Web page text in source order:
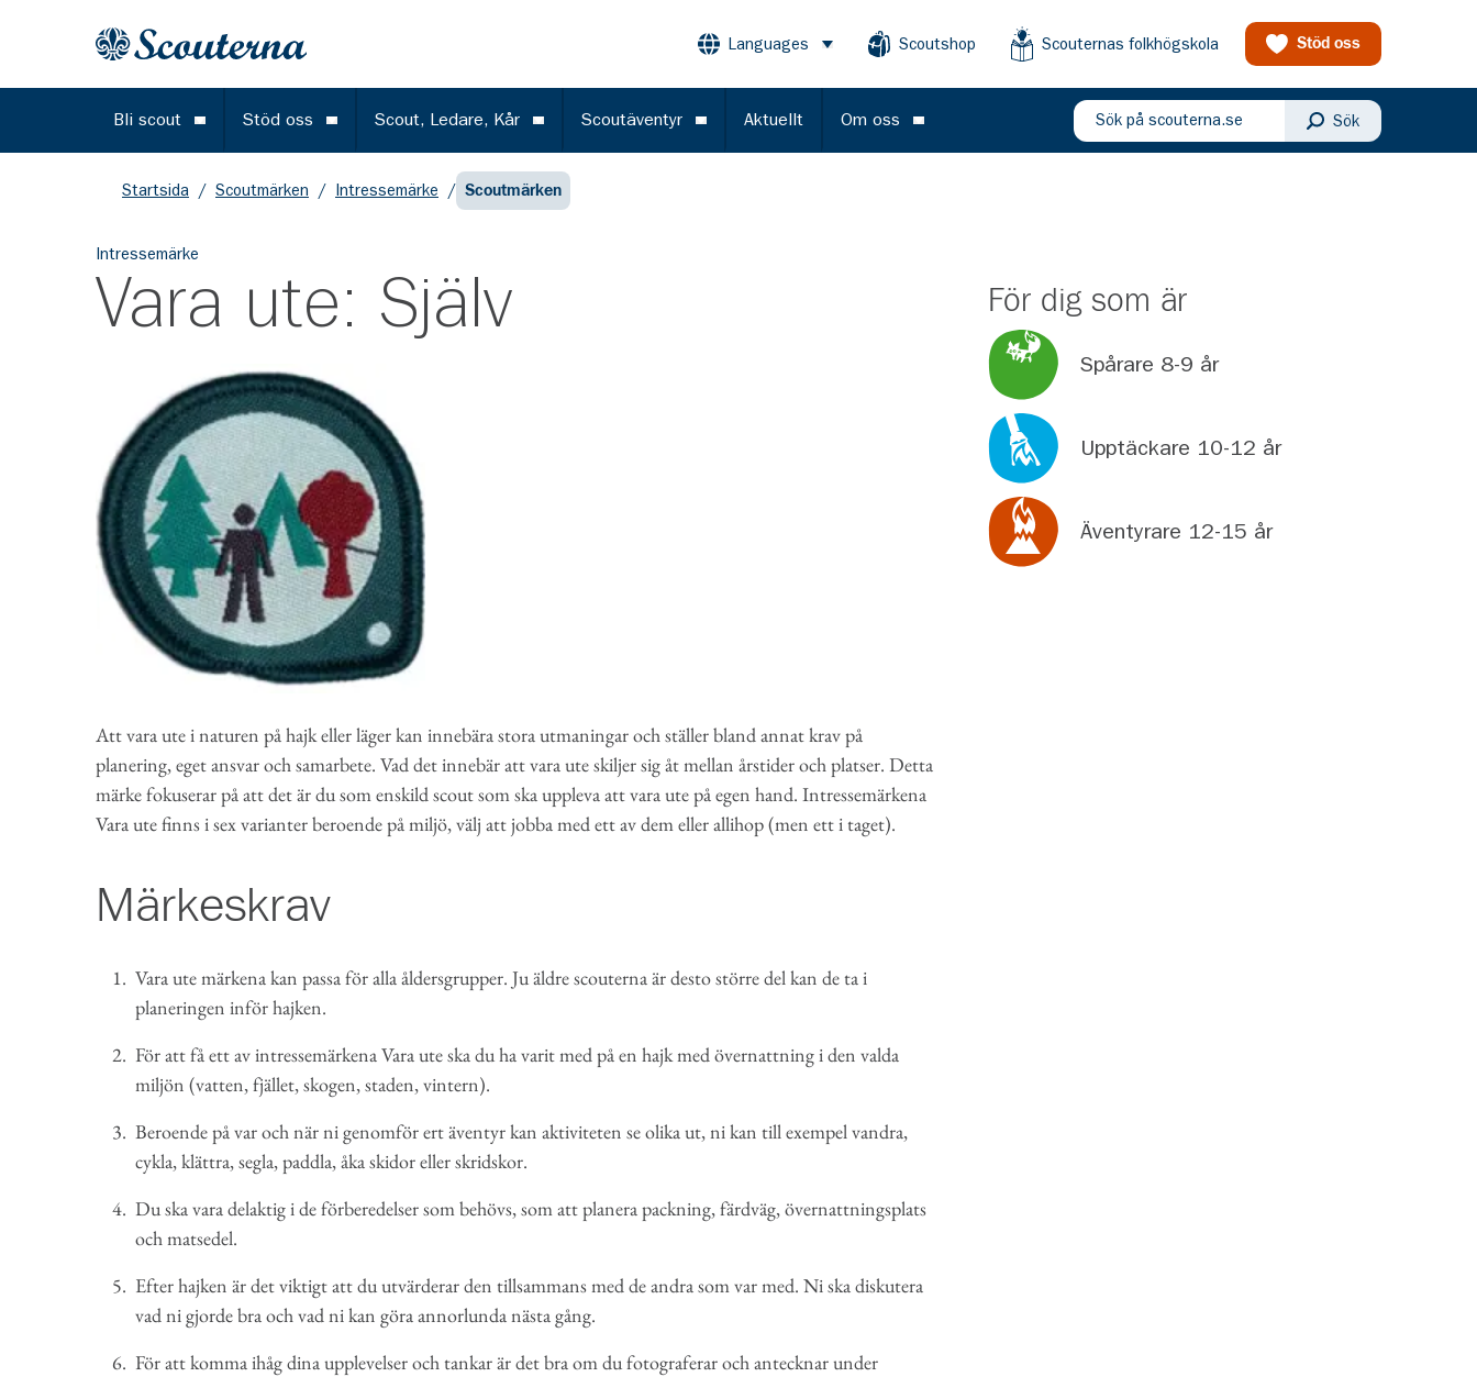
Gå till huvudinnehållet
Languages Öppna menyScoutshop Scouternas folkhögskola Stöd oss
Bli scout Öppna meny
Stöd oss Öppna meny
Scout, Ledare, Kår Öppna meny
Scoutäventyr Öppna meny
Aktuellt Om oss Öppna meny
Sök på scouterna.se Sök
Startsida / Scoutmärken / Intressemärke / Scoutmärken
Intressemärke
Vara ute: Själv
Att vara ute i naturen på hajk eller läger kan innebära stora utmaningar och ställer bland annat krav på
planering, eget ansvar och samarbete. Vad det innebär att vara ute skiljer sig åt mellan årstider och platser. Detta
märke fokuserar på att det är du som enskild scout som ska uppleva att vara ute på egen hand. Intressemärkena
Vara ute finns i sex varianter beroende på miljö, välj att jobba med ett av dem eller allihop (men ett i taget).
Märkeskrav
Vara ute märkena kan passa för alla åldersgrupper. Ju äldre scouterna är desto större del kan de ta i
planeringen inför hajken.
För att få ett av intressemärkena Vara ute ska du ha varit med på en hajk med övernattning i den valda
miljön (vatten, fjället, skogen, staden, vintern).
Beroende på var och när ni genomför ert äventyr kan aktiviteten se olika ut, ni kan till exempel vandra,
cykla, klättra, segla, paddla, åka skidor eller skridskor.
Du ska vara delaktig i de förberedelser som behövs, som att planera packning, färdväg, övernattningsplats
och matsedel.
Efter hajken är det viktigt att du utvärderar den tillsammans med de andra som var med. Ni ska diskutera
vad ni gjorde bra och vad ni kan göra annorlunda nästa gång.
För att komma ihåg dina upplevelser och tankar är det bra om du fotograferar och antecknar under
För dig som är
Spårare 8-9 år
Upptäckare 10-12 år
Äventyrare 12-15 år